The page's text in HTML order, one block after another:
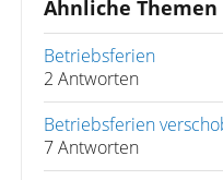
Ähnliche Themen
Betriebsferien
2 Antworten
Betriebsferien
7 Antworten